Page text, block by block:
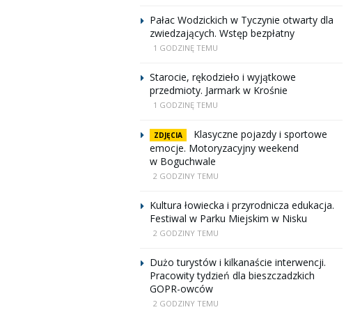
Pałac Wodzickich w Tyczynie otwarty dla
zwiedzających. Wstęp bezpłatny
1 GODZINĘ TEMU
Starocie, rękodzieło i wyjątkowe
przedmioty. Jarmark w Krośnie
1 GODZINĘ TEMU
ZDJĘCIA
Klasyczne pojazdy i sportowe
emocje. Motoryzacyjny weekend
w Boguchwale
2 GODZINY TEMU
Kultura łowiecka i przyrodnicza edukacja.
Festiwal w Parku Miejskim w Nisku
2 GODZINY TEMU
Dużo turystów i kilkanaście interwencji.
Pracowity tydzień dla bieszczadzkich
GOPR-owców
2 GODZINY TEMU